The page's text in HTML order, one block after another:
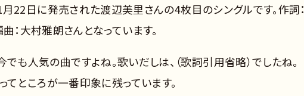
22日に発売された渡辺美里さんの4枚目のシングルです。作詞：
：大村雅朗さんとなっています。
も人気の曲ですよね。歌いだしは、（歌詞引用省略）でしたね。
てところが一番印象に残っています。